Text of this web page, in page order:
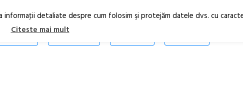
detaliate despre cum folosim şi protejăm datele dvs. cu
Citeste mai mult